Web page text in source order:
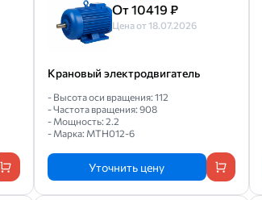
От 10419 ₽
Цена от 18.07.2026
Крановый электродвигатель
- Высота оси вращения: 112
- Частота вращения: 908
- Мощность: 2.2
- Марка: МТН012-6
Уточнить цену